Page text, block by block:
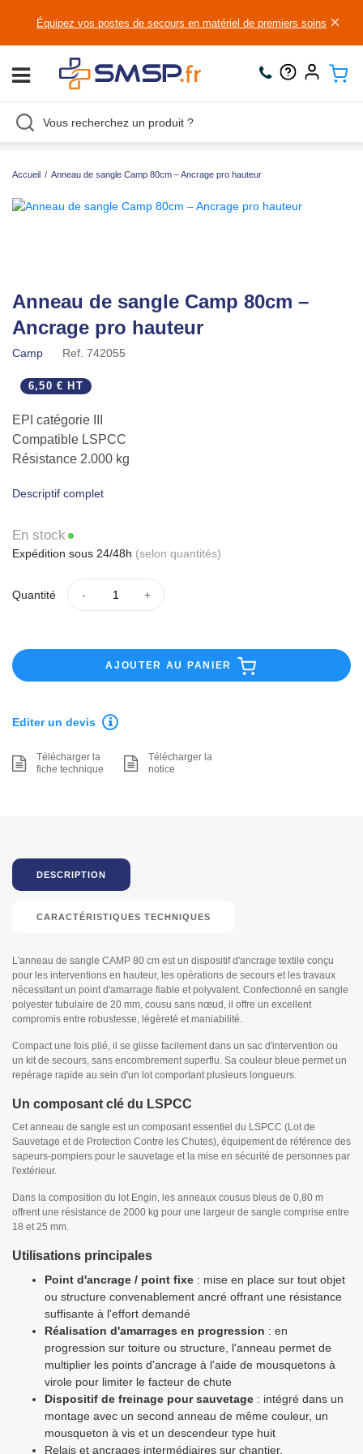
Équipez vos postes de secours en matériel de premiers soins ×
Accueil / Anneau de sangle Camp 80cm – Ancrage pro hauteur
Anneau de sangle Camp 80cm –
Ancrage pro hauteur
Camp Ref. 742055
6,50 € HT
EPI catégorie III
Compatible LSPCC
Résistance 2.000 kg
Descriptif complet
En stock
Expédition sous 24/48h (selon quantités)
Quantité
AJOUTER AU PANIER
Editer un devis
Télécharger la
fiche technique
Télécharger la
notice
DESCRIPTION
CARACTÉRISTIQUES TECHNIQUES
L'anneau de sangle CAMP 80 cm est un dispositif d'ancrage textile conçu
pour les interventions en hauteur, les opérations de secours et les travaux
nécessitant un point d'amarrage fiable et polyvalent. Confectionné en sangle
polyester tubulaire de 20 mm, cousu sans nœud, il offre un excellent
compromis entre robustesse, légèreté et maniabilité.
Compact une fois plié, il se glisse facilement dans un sac d'intervention ou
un kit de secours, sans encombrement superflu. Sa couleur bleue permet un
repérage rapide au sein d'un lot comportant plusieurs longueurs.
Un composant clé du LSPCC
Cet anneau de sangle est un composant essentiel du LSPCC (Lot de
Sauvetage et de Protection Contre les Chutes), équipement de référence des
sapeurs-pompiers pour le sauvetage et la mise en sécurité de personnes par
l'extérieur.
Dans la composition du lot Engin, les anneaux cousus bleus de 0,80 m
offrent une résistance de 2000 kg pour une largeur de sangle comprise entre
18 et 25 mm.
Utilisations principales
Point d'ancrage / point fixe : mise en place sur tout objet
ou structure convenablement ancré offrant une résistance
suffisante à l'effort demandé
Réalisation d'amarrages en progression : en
progression sur toiture ou structure, l'anneau permet de
multiplier les points d'ancrage à l'aide de mousquetons à
virole pour limiter le facteur de chute
Dispositif de freinage pour sauvetage : intégré dans un
montage avec un second anneau de même couleur, un
mousqueton à vis et un descendeur type huit
Relais et ancrages intermédiaires sur chantier,